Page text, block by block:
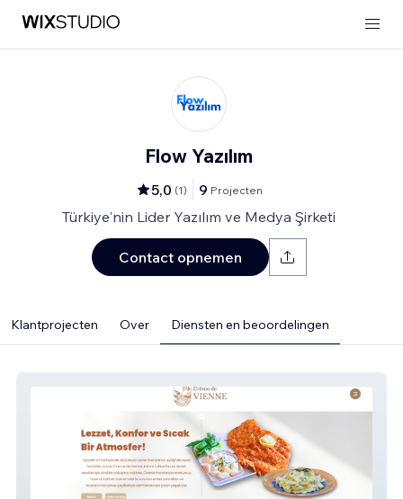
Flow Yazılım
5,0 (1) 9 Projecten
Türkiye'nin Lider Yazılım ve Medya Şirketi
Contact opnemen
Klantprojecten Over Diensten en beoordelingen